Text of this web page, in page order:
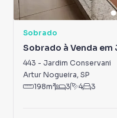
Sobrado
Sobrado à Venda em
443 - Jardim Conservani
Artur Nogueira, SP
198m² 3 4 3